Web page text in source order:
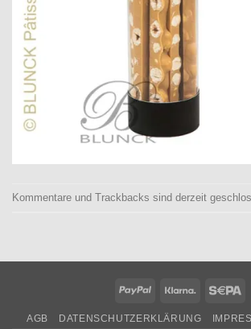
Kommentare und Trackbacks sind derzeit
PayPal Klarna
AGB DATENSCHUTZERKLÄRUNG